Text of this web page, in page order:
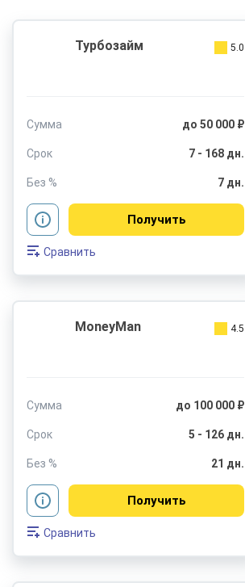
Турбозайм 5.0
Сумма до 50 000 ₽
Срок 7 - 168 дн.
Без % 7 дн.
Получить
Сравнить
MoneyMan 4.5
Сумма до 100 000 ₽
Срок 5 - 126 дн.
Без % 21 дн.
Получить
Сравнить